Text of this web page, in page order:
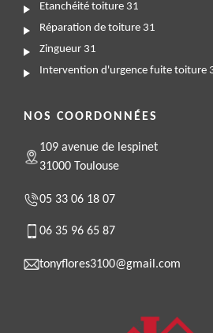
Etanchéité toiture 31
Réparation de toiture 31
Zingueur 31
Intervention d'urgence fuite toiture
NOS COORDONNÉES
109 avenue de lespinet
31000 Toulouse
05 33 06 18 07
06 35 96 65 87
tonyflores3100@gmail.com